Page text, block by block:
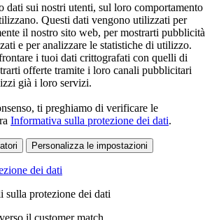
dati sui nostri utenti, sul loro comportamento
Questi dati vengono utilizzati per
il nostro sito web, per mostrarti pubblicità
e per analizzare le statistiche di utilizzo.
i tuoi dati crittografati con quelli di
offerte tramite i loro canali pubblicitari
già i loro servizi.
ti preghiamo di verificare le
Informativa sulla protezione dei dati.
Personalizza le impostazioni
dei dati
sulla protezione dei dati
il customer match